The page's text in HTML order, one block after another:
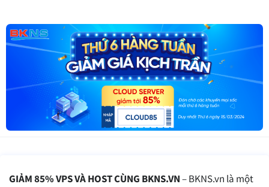
GIẢM 85% VPS VÀ HOST CÙNG BKNS.VN– BKNS.vn là một